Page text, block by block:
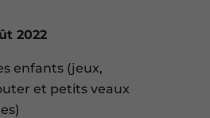
2022
enfants (jeux,
et petits veaux